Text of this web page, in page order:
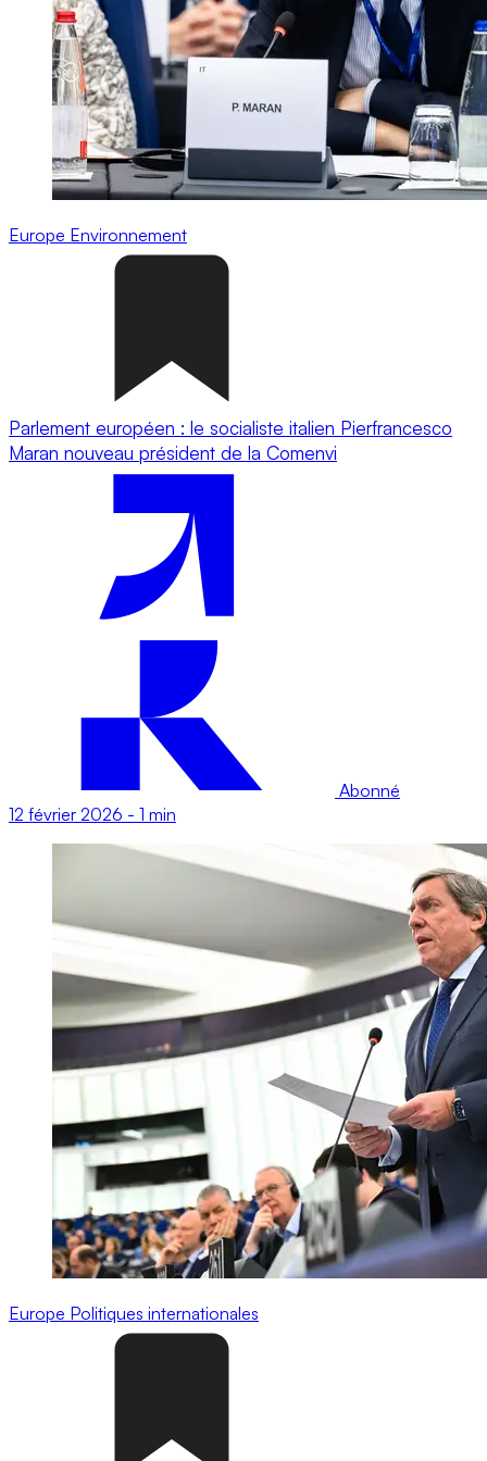
Europe Environnement
Parlement européen : le socialiste italien Pierfrancesco
Maran nouveau président de la Comenvi
Abonné
12 février 2026 - 1 min
Europe Politiques internationales